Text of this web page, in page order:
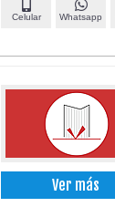
Celular Whatsapp
Ver más